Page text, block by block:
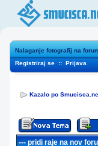
Nalaganje fotografij na
Registriraj se :: Prijava
Kazalo po
--- pridi raje na nov